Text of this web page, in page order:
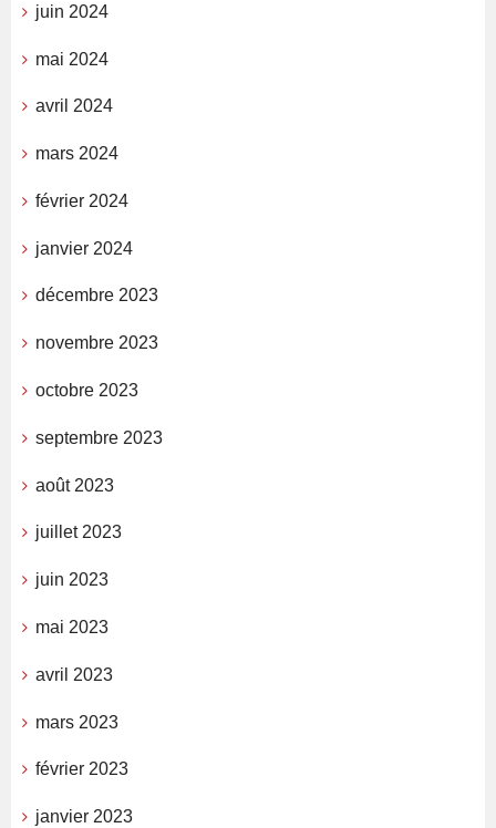
juin 2024
mai 2024
avril 2024
mars 2024
février 2024
janvier 2024
décembre 2023
novembre 2023
octobre 2023
septembre 2023
août 2023
juillet 2023
juin 2023
mai 2023
avril 2023
mars 2023
février 2023
janvier 2023